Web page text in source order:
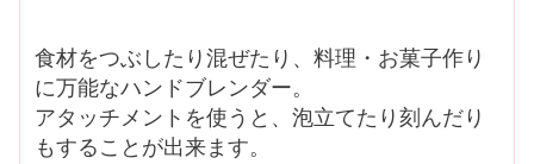
食材をつぶしたり混ぜたり、料理・お菓子作り
に万能なハンドブレンダー。
アタッチメントを使うと、泡立てたり刻んだり
もすることが出来ます。